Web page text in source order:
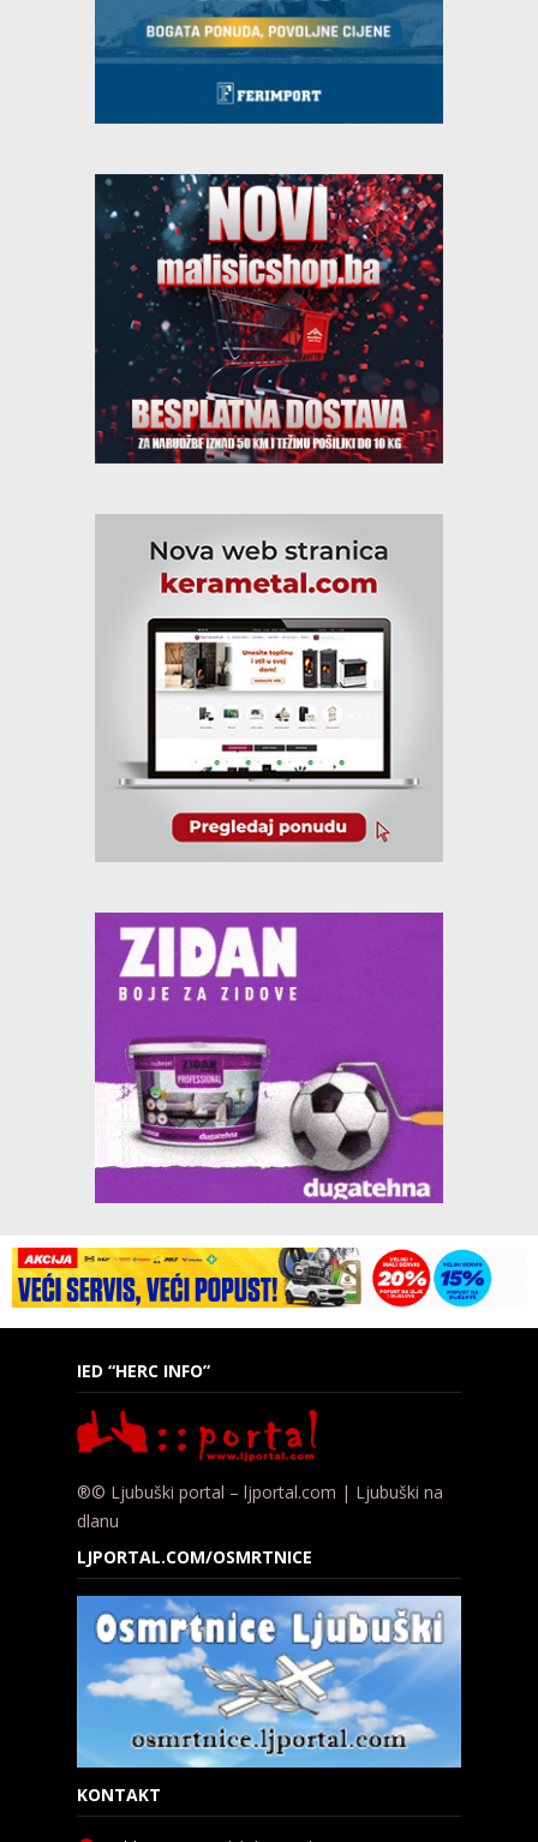
IED “HERC INFO”
®© Ljubuški portal – ljportal.com | Ljubuški na
dlanu
LJPORTAL.COM/OSMRTNICE
KONTAKT